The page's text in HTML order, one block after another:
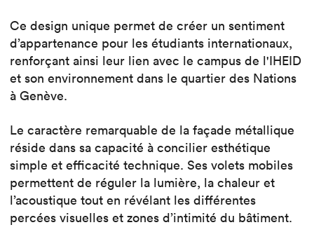
Ce design unique permet de créer un sentiment
d’appartenance pour les étudiants internationaux,
renforçant ainsi leur lien avec le campus de l'IHEID
et son environnement dans le quartier des Nations
à Genève.
Le caractère remarquable de la façade métallique
réside dans sa capacité à concilier esthétique
simple et efficacité technique. Ses volets mobiles
permettent de réguler la lumière, la chaleur et
l’acoustique tout en révélant les différentes
percées visuelles et zones d’intimité du bâtiment.